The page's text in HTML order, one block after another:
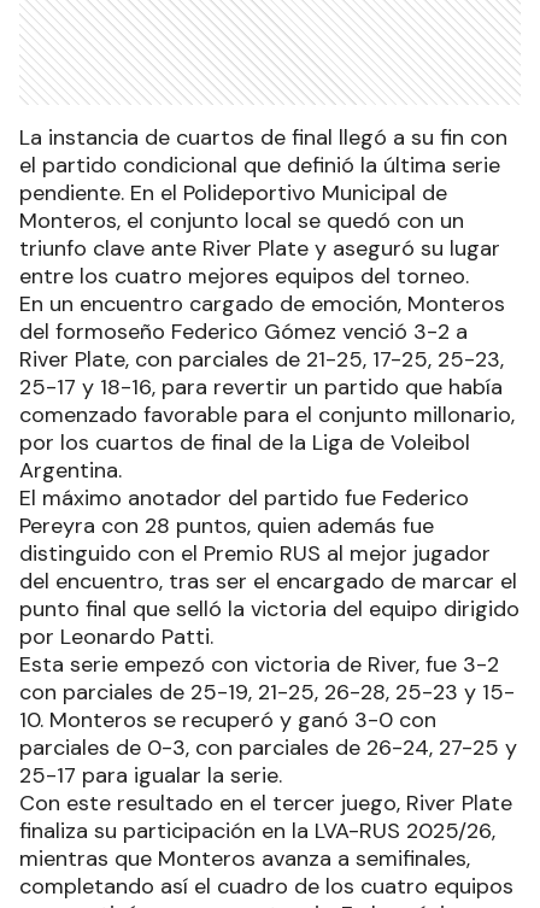
La instancia de cuartos de final llegó a su fin con
el partido condicional que definió la última serie
pendiente. En el Polideportivo Municipal de
Monteros, el conjunto local se quedó con un
triunfo clave ante River Plate y aseguró su lugar
entre los cuatro mejores equipos del torneo.
En un encuentro cargado de emoción, Monteros
del formoseño Federico Gómez venció 3-2 a
River Plate, con parciales de 21-25, 17-25, 25-23,
25-17 y 18-16, para revertir un partido que había
comenzado favorable para el conjunto millonario,
por los cuartos de final de la Liga de Voleibol
Argentina.
El máximo anotador del partido fue Federico
Pereyra con 28 puntos, quien además fue
distinguido con el Premio RUS al mejor jugador
del encuentro, tras ser el encargado de marcar el
punto final que selló la victoria del equipo dirigido
por Leonardo Patti.
Esta serie empezó con victoria de River, fue 3-2
con parciales de 25-19, 21-25, 26-28, 25-23 y 15-
10. Monteros se recuperó y ganó 3-0 con
parciales de 0-3, con parciales de 26-24, 27-25 y
25-17 para igualar la serie.
Con este resultado en el tercer juego, River Plate
finaliza su participación en la LVA-RUS 2025/26,
mientras que Monteros avanza a semifinales,
completando así el cuadro de los cuatro equipos